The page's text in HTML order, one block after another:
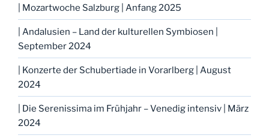
| Mozartwoche Salzburg | Anfang 2025
| Andalusien – Land der kulturellen Symbiosen |
September 2024
| Konzerte der Schubertiade in Vorarlberg | August
2024
| Die Serenissima im Frühjahr – Venedig intensiv | März
2024